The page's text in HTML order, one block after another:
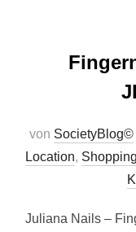
von SocietyBlog©
Location,
Juliana Nails –